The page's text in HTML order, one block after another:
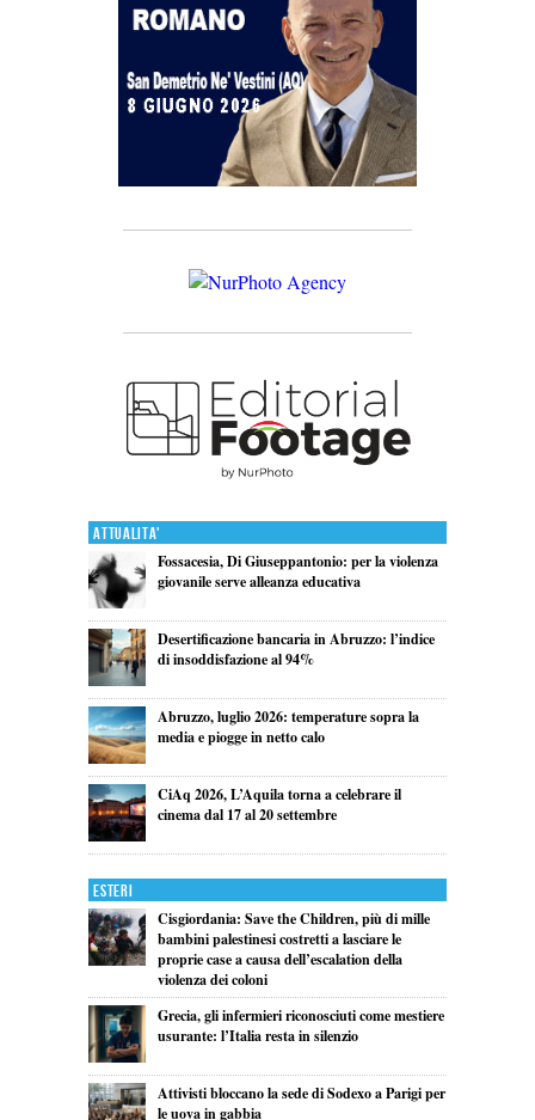
Attualita'
Fossacesia, Di Giuseppantonio: per la violenza
giovanile serve alleanza educativa
Desertificazione bancaria in Abruzzo: l’indice
di insoddisfazione al 94%
Abruzzo, luglio 2026: temperature sopra la
media e piogge in netto calo
CiAq 2026, L’Aquila torna a celebrare il
cinema dal 17 al 20 settembre
Esteri
Cisgiordania: Save the Children, più di mille
bambini palestinesi costretti a lasciare le
proprie case a causa dell’escalation della
violenza dei coloni
Grecia, gli infermieri riconosciuti come mestiere
usurante: l’Italia resta in silenzio
Attivisti bloccano la sede di Sodexo a Parigi per
le uova in gabbia